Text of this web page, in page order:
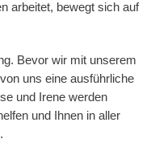
arbeitet, bewegt sich auf
Bevor wir mit unserem
uns eine ausführliche
und Irene werden
und Ihnen in aller